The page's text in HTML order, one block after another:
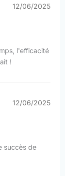
12/06/2025
l'efficacité
!
12/06/2025
succès de